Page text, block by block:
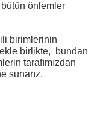
önlemler
birimlerinin
birlikte, bundan
tarafımızdan
sunarız.